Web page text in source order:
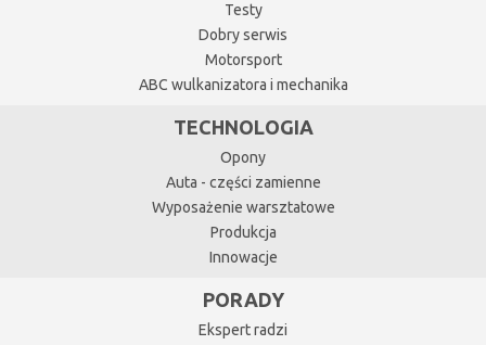
Testy
Dobry serwis
Motorsport
ABC wulkanizatora i mechanika
TECHNOLOGIA
Opony
Auta - części zamienne
Wyposażenie warsztatowe
Produkcja
Innowacje
PORADY
Ekspert radzi